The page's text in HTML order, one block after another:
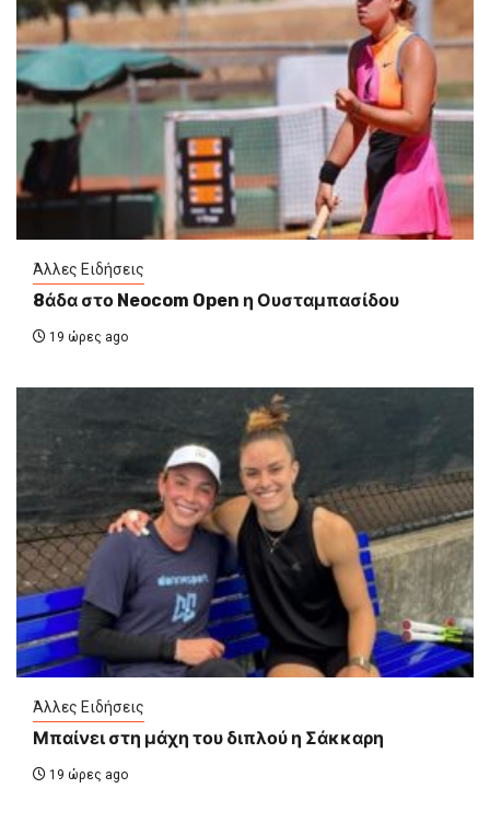
Άλλες Ειδήσεις
8άδα στο Neocom Open η Ουσταμπασίδου
19 ώρες ago
Άλλες Ειδήσεις
Μπαίνει στη μάχη του διπλού η Σάκκαρη
19 ώρες ago